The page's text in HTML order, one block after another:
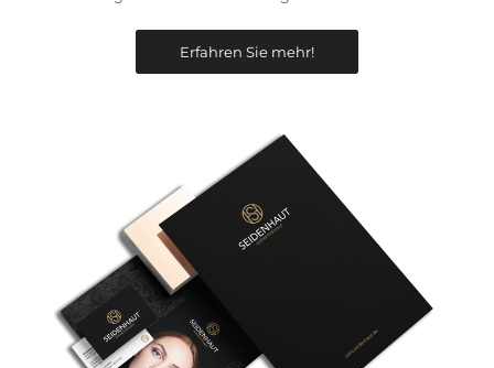
Erfahren Sie mehr!